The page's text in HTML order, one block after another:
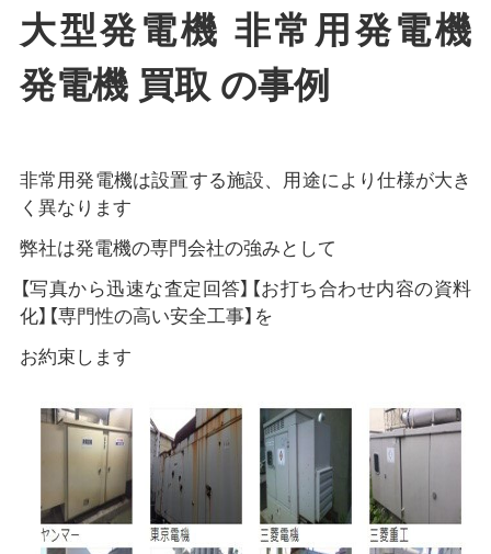
大型発電機 非常用発電機
発電機 買取 の事例
非常用発電機は設置する施設、用途により仕様が大き
く異なります
弊社は発電機の専門会社の強みとして
【写真から迅速な査定回答】【お打ち合わせ内容の資料
化】【専門性の高い安全工事】を
お約束します